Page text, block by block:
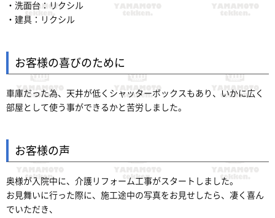
・洗面台：リクシル
・建具：リクシル
お客様の喜びのために
車庫だった為、天井が低くシャッターボックスもあり、いかに広く
部屋として使う事ができるかと苦労しました。
お客様の声
奥様が入院中に、介護リフォーム工事がスタートしました。
お見舞いに行った際に、施工途中の写真をお見せしたら、凄く喜ん
でいただき、